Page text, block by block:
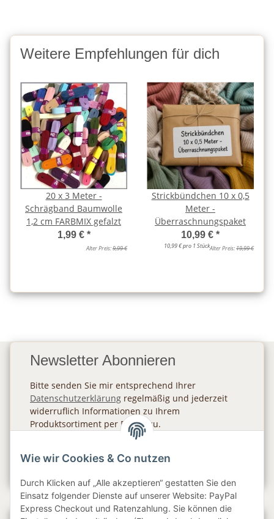
Weitere Empfehlungen für dich
20 x 3 Meter -
Schrägband Baumwolle
1,2 cm FARBMIX gefalzt
1,99 € *
Alter Preis:9,99 €
Strickbündchen 10 x 0,5
Meter -
Überraschnungspaket
10,99 € *
10,99 € pro 1 StückAlter Preis:19,99 €
Newsletter Abonnieren
Bitte senden Sie mir entsprechend Ihrer
Datenschutzerklärung regelmäßig und jederzeit
widerruflich Informationen zu Ihrem
Produktsortiment per E-Mail zu.
Wie wir Cookies & Co nutzen
Durch Klicken auf „Alle akzeptieren“ gestatten Sie den
Einsatz folgender Dienste auf unserer Website: PayPal
Express Checkout und Ratenzahlung. Sie können die